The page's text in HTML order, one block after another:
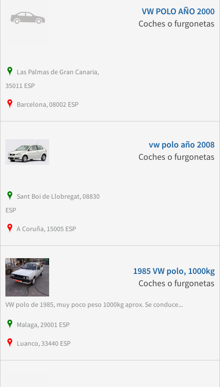
VW POLO AÑO 2000
Coches o furgonetas
Las Palmas de Gran Canaria,
35011 ESP
Barcelona, 08002 ESP
vw polo año 2008
Coches o furgonetas
Sant Boi de Llobregat, 08830
ESP
A Coruña, 15005 ESP
1985 VW polo, 1000kg
Coches o furgonetas
VW polo de 1985, muy poco peso 1000kg aprox. Se conduce...
Malaga, 29001 ESP
Luanco, 33440 ESP